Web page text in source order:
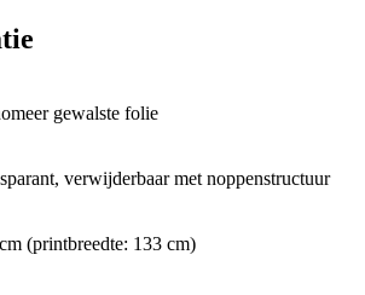
gewalste folie
verwijderbaar met noppenstructuur
(printbreedte: 133 cm)